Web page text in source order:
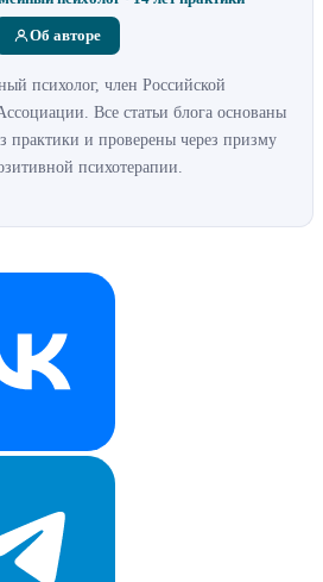
Об авторе
психолог, член Российской
Все статьи блога основаны
практики и проверены через призму
психотерапии.